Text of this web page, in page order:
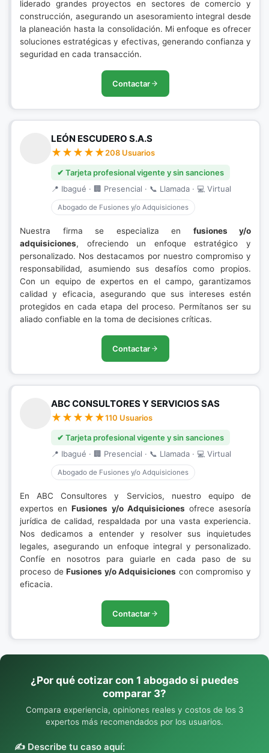
liderado grandes proyectos en sectores de comercio y
construcción, asegurando un asesoramiento integral desde
la planeación hasta la consolidación. Mi enfoque es ofrecer
soluciones estratégicas y efectivas, generando confianza y
seguridad en cada transacción.
Contactar
LEÓN ESCUDERO S.A.S
208 Usuarios
✔ Tarjeta profesional vigente y sin sanciones
📍 Ibagué · 🏢 Presencial · 📞 Llamada · 💻 Virtual
Abogado de Fusiones y/o Adquisiciones
Nuestra firma se especializa en fusiones y/o
adquisiciones, ofreciendo un enfoque estratégico y
personalizado. Nos destacamos por nuestro compromiso y
responsabilidad, asumiendo sus desafíos como propios.
Con un equipo de expertos en el campo, garantizamos
calidad y eficacia, asegurando que sus intereses estén
protegidos en cada etapa del proceso. Permítanos ser su
aliado confiable en la toma de decisiones críticas.
Contactar
ABC CONSULTORES Y SERVICIOS SAS
110 Usuarios
✔ Tarjeta profesional vigente y sin sanciones
📍 Ibagué · 🏢 Presencial · 📞 Llamada · 💻 Virtual
Abogado de Fusiones y/o Adquisiciones
En ABC Consultores y Servicios, nuestro equipo de
expertos enFusiones y/o Adquisiciones ofrece asesoría
jurídica de calidad, respaldada por una vasta experiencia.
Nos dedicamos a entender y resolver sus inquietudes
legales, asegurando un enfoque integral y personalizado.
Confíe en nosotros para guiarle en cada paso de su
proceso deFusiones y/o Adquisiciones con compromiso y
eficacia.
Contactar
¿Por qué cotizar con 1 abogado si puedes
comparar 3?
Compara experiencia, opiniones reales y costos de los 3
expertos más recomendados por los usuarios.
✍️ Describe tu caso aquí: